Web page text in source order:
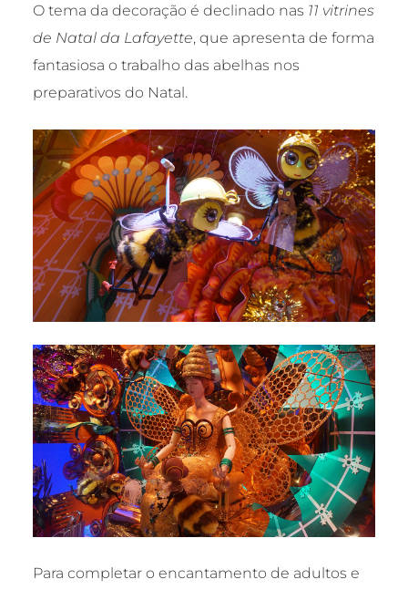
O tema da decoração é declinado nas 11 vitrines
de Natal da Lafayette, que apresenta de forma
fantasiosa o trabalho das abelhas nos
preparativos do Natal.
Para completar o encantamento de adultos e